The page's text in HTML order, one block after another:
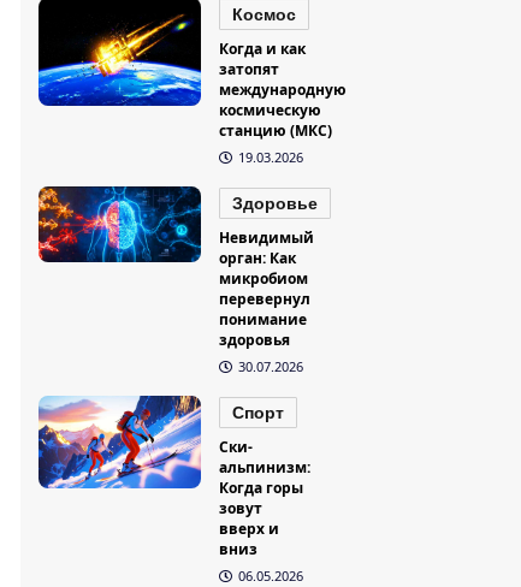
Космос
Когда и как
затопят
международную
космическую
станцию (МКС)
19.03.2026
Здоровье
Невидимый
орган: Как
микробиом
перевернул
понимание
здоровья
30.07.2026
Спорт
Ски-
альпинизм:
Когда горы
зовут
вверх и
вниз
06.05.2026